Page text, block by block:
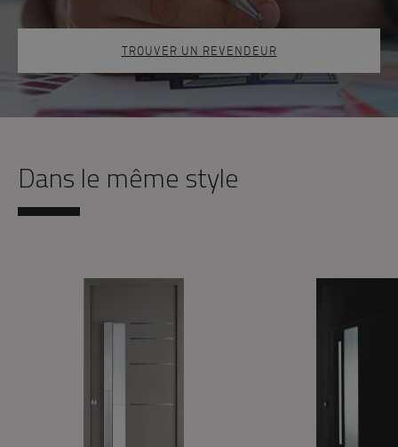
TROUVER UN REVENDEUR
Dans le même style